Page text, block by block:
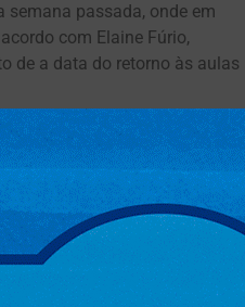
passada, onde em
com Elaine Fúrio,
de a data do retorno às aulas
além de todos os cuidados
essa ferramenta que
que os pais e
que esses devem estar